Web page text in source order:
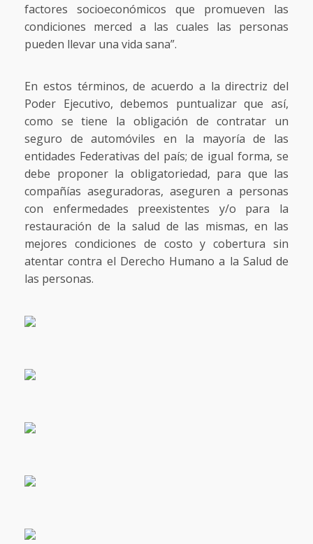
factores socioeconómicos que promueven las
condiciones merced a las cuales las personas
pueden llevar una vida sana”.
En estos términos, de acuerdo a la directriz del
Poder Ejecutivo, debemos puntualizar que así,
como se tiene la obligación de contratar un
seguro de automóviles en la mayoría de las
entidades Federativas del país; de igual forma, se
debe proponer la obligatoriedad, para que las
compañías aseguradoras, aseguren a personas
con enfermedades preexistentes y/o para la
restauración de la salud de las mismas, en las
mejores condiciones de costo y cobertura sin
atentar contra el Derecho Humano a la Salud de
las personas.